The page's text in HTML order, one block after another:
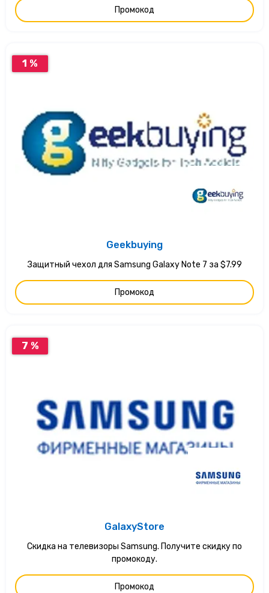
Промокод
1 %
Geekbuying
Защитный чехол для Samsung Galaxy Note 7 за $7.99
Промокод
7 %
GalaxyStore
Скидка на телевизоры Samsung. Получите скидку по
промокоду.
Промокод